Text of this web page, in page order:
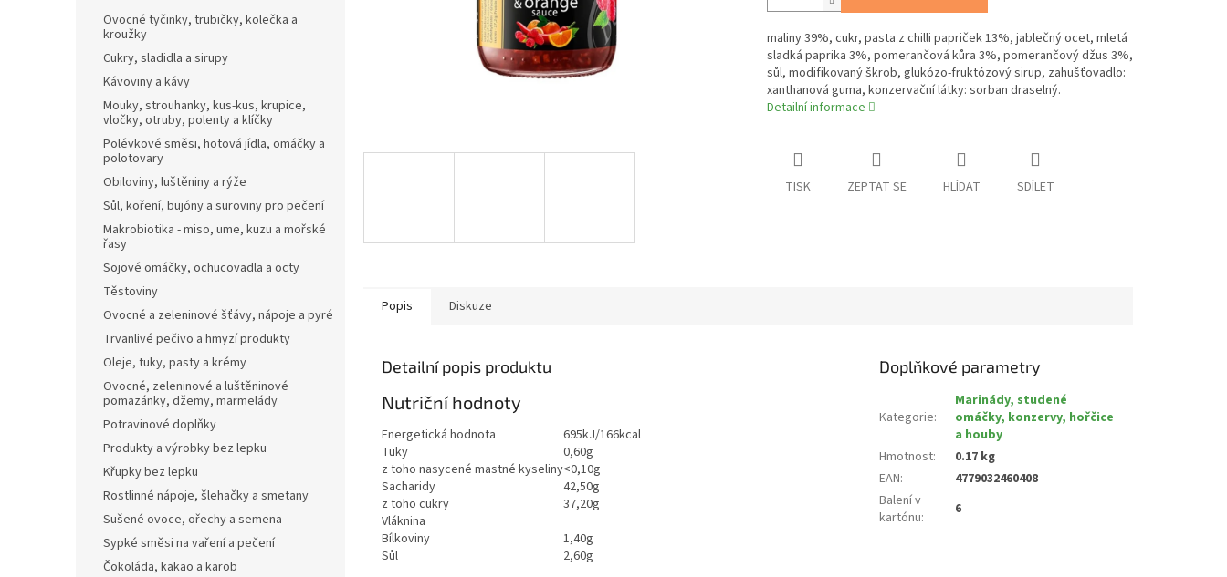
Ovocné tyčinky, trubičky, kolečka a
kroužky
Cukry, sladidla a sirupy
Kávoviny a kávy
Mouky, strouhanky, kus-kus, krupice,
vločky, otruby, polenty a klíčky
Polévkové směsi, hotová jídla, omáčky a
polotovary
Obiloviny, luštěniny a rýže
Sůl, koření, bujóny a suroviny pro pečení
Makrobiotika - miso, ume, kuzu a mořské
řasy
Sojové omáčky, ochucovadla a octy
Těstoviny
Ovocné a zeleninové šťávy, nápoje a pyré
Trvanlivé pečivo a hmyzí produkty
Oleje, tuky, pasty a krémy
Ovocné, zeleninové a luštěninové
pomazánky, džemy, marmelády
Potravinové doplňky
Produkty a výrobky bez lepku
Křupky bez lepku
Rostlinné nápoje, šlehačky a smetany
Sušené ovoce, ořechy a semena
Sypké směsi na vaření a pečení
Čokoláda, kakao a karob
maliny 39%, cukr, pasta z chilli papriček 13%, jablečný ocet, mletá
sladká paprika 3%, pomerančová kůra 3%, pomerančový džus 3%,
sůl, modifikovaný škrob, glukózo-fruktózový sirup, zahušťovadlo:
xanthanová guma, konzervační látky: sorban draselný.
Detailní informace
TISK ZEPTAT SE HLÍDAT SDÍLET
Popis Diskuze
Detailní popis produktu
Nutriční hodnoty
Energetická hodnota
695kJ/166kcal
Tuky
0,60g
z toho nasycené mastné kyseliny<0,10g
Sacharidy
42,50g
z toho cukry
37,20g
Vláknina
Bílkoviny
1,40g
Sůl
2,60g
Doplňkové parametry
Kategorie:
Marinády, studené
omáčky, konzervy, hořčice
a houby
Hmotnost:
0.17 kg
EAN:
4779032460408
Balení v
kartónu: 6